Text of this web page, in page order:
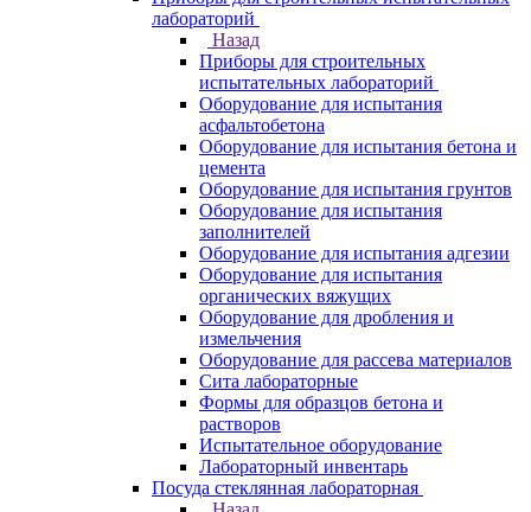
лабораторий
Назад
Приборы для строительных
испытательных лабораторий
Оборудование для испытания
асфальтобетона
Оборудование для испытания бетона и
цемента
Оборудование для испытания грунтов
Оборудование для испытания
заполнителей
Оборудование для испытания адгезии
Оборудование для испытания
органических вяжущих
Оборудование для дробления и
измельчения
Оборудование для рассева материалов
Сита лабораторные
Формы для образцов бетона и
растворов
Испытательное оборудование
Лабораторный инвентарь
Посуда стеклянная лабораторная